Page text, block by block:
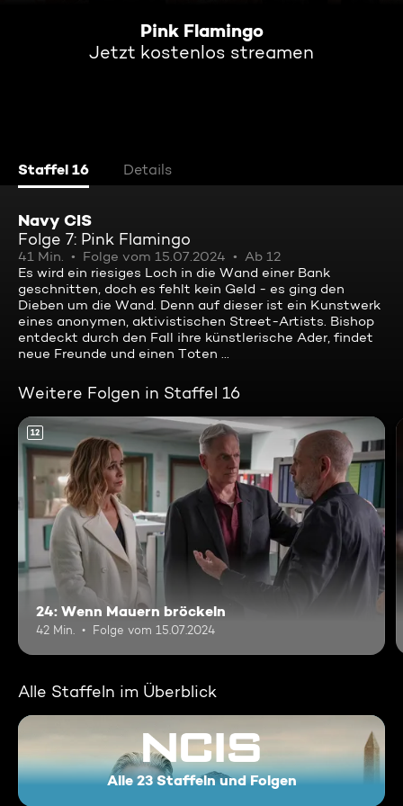
Pink Flamingo
Jetzt kostenlos streamen
Staffel 16 Details
Navy CIS
Folge 7: Pink Flamingo
41 Min. Folge vom 15.07.2024
Ab 12
Es wird ein riesiges Loch in die Wand einer Bank
geschnitten, doch es fehlt kein Geld - es ging den
Dieben um die Wand. Denn auf dieser ist ein Kunstwerk
eines anonymen, aktivistischen Street-Artists. Bishop
entdeckt durch den Fall ihre künstlerische Ader, findet
neue Freunde und einen Toten ...
Weitere Folgen in Staffel 16
12
24: Wenn Mauern bröckeln
42 Min. Folge vom 15.07.2024
Alle Staffeln im Überblick
Alle 23 Staffeln und Folgen